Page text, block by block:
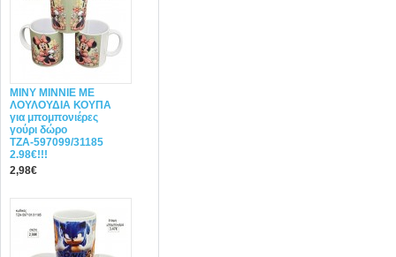
ΜΙΝΥ MINNIE ΜΕ
ΛΟΥΛΟΥΔΙΑ ΚΟΥΠΑ
για μπομπονιέρες
γούρι δώρο
ΤΖΑ-597099/31185
2.98€!!!
2,98€